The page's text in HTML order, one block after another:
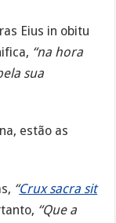
Eius in obitu
“na hora
sua
estão as
“Crux sacra sit
“Que a